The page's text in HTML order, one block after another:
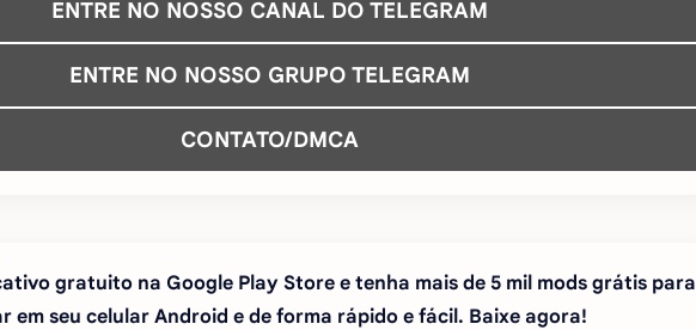
ENTRE NO NOSSO CANAL DO TELEGRAM
ENTRE NO NOSSO GRUPO TELEGRAM
CONTATO/DMCA
gratuito na Google Play Store e tenha mais de 5 mil mods grátis para
em seu celular Android e de forma rápido e fácil. Baixe agora!